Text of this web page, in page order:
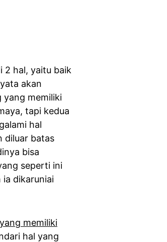
2 hal, yaitu baik
akan
yang memiliki
tapi kedua
hal
diluar batas
bisa
seperti ini
ia dikaruniai
memiliki
hal yang